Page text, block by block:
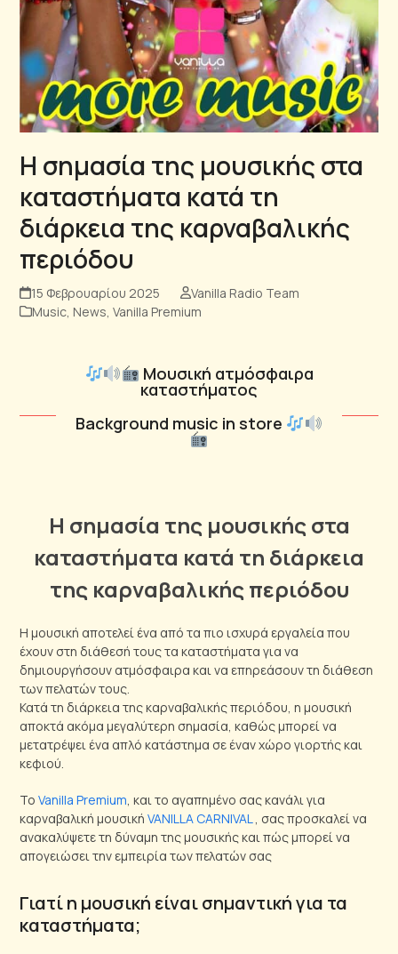
Η σημασία της μουσικής στα
καταστήματα κατά τη
διάρκεια της καρναβαλικής
περιόδου
15 Φεβρουαρίου 2025
Vanilla Radio Team
Music News ,Vanilla Premium
Μουσική ατμόσφαιρα
καταστήματος
Background music in store
Η σημασία της μουσικής στα
καταστήματα κατά τη διάρκεια
της καρναβαλικής περιόδου
Η μουσική αποτελεί ένα από τα πιο ισχυρά εργαλεία που
έχουν στη διάθεσή τους τα καταστήματα για να
δημιουργήσουν ατμόσφαιρα και να επηρεάσουν τη διάθεση
των πελατών τους.
Κατά τη διάρκεια της καρναβαλικής περιόδου, η μουσική
αποκτά ακόμα μεγαλύτερη σημασία, καθώς μπορεί να
μετατρέψει ένα απλό κατάστημα σε έναν χώρο γιορτής και
κεφιού.
ΤοVanilla Premium, και το αγαπημένο σας κανάλι για
καρναβαλική μουσικήVANILLA CARNIVAL, σας προσκαλεί να
ανακαλύψετε τη δύναμη της μουσικής και πώς μπορεί να
απογειώσει την εμπειρία των πελατών σας
Γιατί η μουσική είναι σημαντική για τα
καταστήματα;